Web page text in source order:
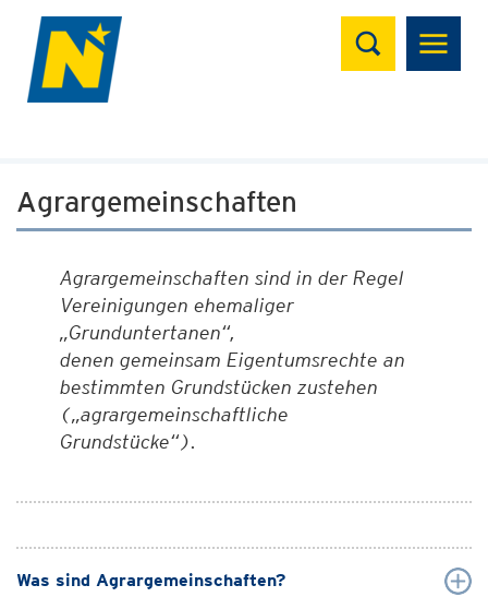
Suchen
Agrargemeinschaften
Agrargemeinschaften sind in der Regel
Vereinigungen ehemaliger
„Grunduntertanen“,
denen gemeinsam Eigentumsrechte an
bestimmten Grundstücken zustehen
(„agrargemeinschaftliche
Grundstücke“).
Was sind Agrargemeinschaften?